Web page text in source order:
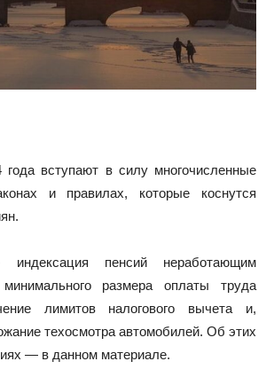
вступают в силу многочисленные
и правилах, которые коснутся
пенсий неработающим
размера оплаты труда
лимитов налогового вычета и,
техосмотра автомобилей. Об этих
— в данном материале.